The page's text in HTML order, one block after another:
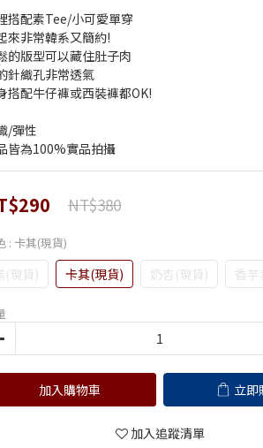
搭配素Tee/小可愛單穿
來非常韓系又簡約!
的版型可以藏住肚子肉
針織孔非常透氣
搭配牛仔褲或西裝褲都OK!
/彈性
皆為100%實品拍攝
NT$380
: 卡其(現貨)
(現貨) 卡其(現貨) 奶杏(現貨) 香
加入購物車 立即
加入追蹤清單